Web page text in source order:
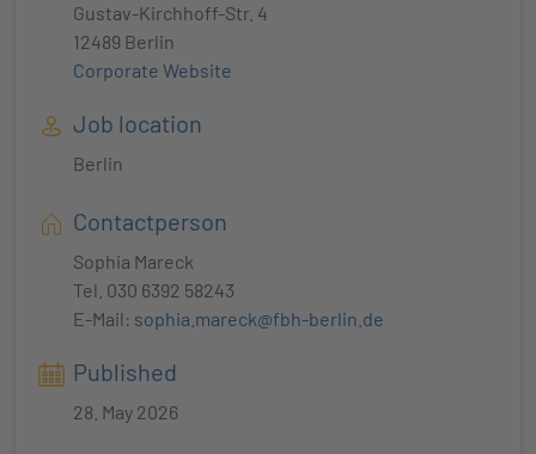
Gustav-Kirchhoff-Str. 4
12489 Berlin
Corporate Website
Job location
Berlin
Contactperson
Sophia Mareck
Tel. 030 6392 58243
E-Mail: sophia.mareck@fbh-berlin.de
Published
28. May 2026